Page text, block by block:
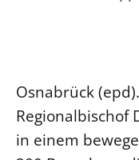
Osnabrück
Regionalbischof
in einem
Willkommen
Kollegium
Positionen
Ökumene
Religionen
Nachhaltigkeit
Erneuerbare
Mobilität
Barrierefreiheit
Presse
Freie Stellen